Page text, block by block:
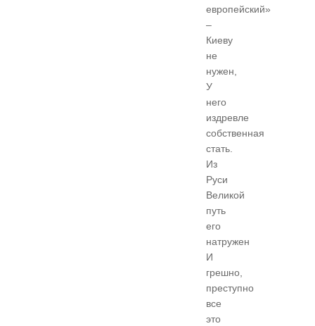
европейский»
–
Киеву
не
нужен,
У
него
издревле
собственная
стать.
Из
Руси
Великой
путь
его
натружен
И
грешно,
преступно
все
это